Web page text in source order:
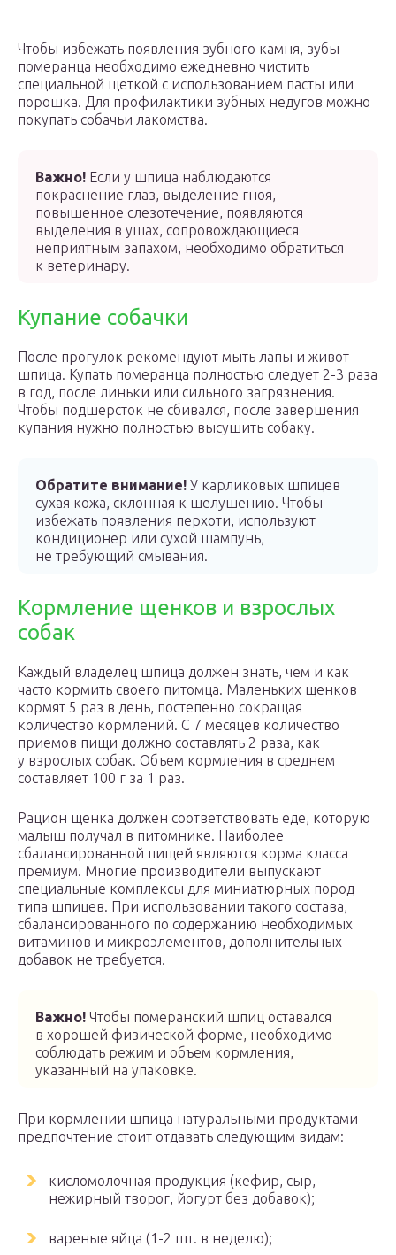
Чтобы избежать появления зубного камня, зубы
померанца необходимо ежедневно чистить
специальной щеткой с использованием пасты или
порошка. Для профилактики зубных недугов можно
покупать собачьи лакомства.
Важно! Если у шпица наблюдаются
покраснение глаз, выделение гноя,
повышенное слезотечение, появляются
выделения в ушах, сопровождающиеся
неприятным запахом, необходимо обратиться
к ветеринару.
Купание собачки
После прогулок рекомендуют мыть лапы и живот
шпица. Купать померанца полностью следует 2-3 раза
в год, после линьки или сильного загрязнения.
Чтобы подшерсток не сбивался, после завершения
купания нужно полностью высушить собаку.
Обратите внимание! У карликовых шпицев
сухая кожа, склонная к шелушению. Чтобы
избежать появления перхоти, используют
кондиционер или сухой шампунь,
не требующий смывания.
Кормление щенков и взрослых
собак
Каждый владелец шпица должен знать, чем и как
часто кормить своего питомца. Маленьких щенков
кормят 5 раз в день, постепенно сокращая
количество кормлений. С 7 месяцев количество
приемов пищи должно составлять 2 раза, как
у взрослых собак. Объем кормления в среднем
составляет 100 г за 1 раз.
Рацион щенка должен соответствовать еде, которую
малыш получал в питомнике. Наиболее
сбалансированной пищей являются корма класса
премиум. Многие производители выпускают
специальные комплексы для миниатюрных пород
типа шпицев. При использовании такого состава,
сбалансированного по содержанию необходимых
витаминов и микроэлементов, дополнительных
добавок не требуется.
Важно! Чтобы померанский шпиц оставался
в хорошей физической форме, необходимо
соблюдать режим и объем кормления,
указанный на упаковке.
При кормлении шпица натуральными продуктами
предпочтение стоит отдавать следующим видам:
кисломолочная продукция (кефир, сыр,
нежирный творог, йогурт без добавок);
вареные яйца (1-2 шт. в неделю);